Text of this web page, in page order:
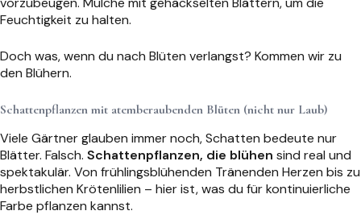
Feuchtigkeit zu halten.
Doch was, wenn du nach Blüten verlangst? Kommen wir zu
den Blühern.
Schattenpflanzen mit atemberaubenden Blüten (nicht nur Laub)
Viele Gärtner glauben immer noch, Schatten bedeute nur
Blätter. Falsch. Schattenpflanzen, die blühen sind real und
spektakulär. Von frühlingsblühenden Tränenden Herzen bis zu
herbstlichen Krötenlilien – hier ist, was du für kontinuierliche
Farbe pflanzen kannst.